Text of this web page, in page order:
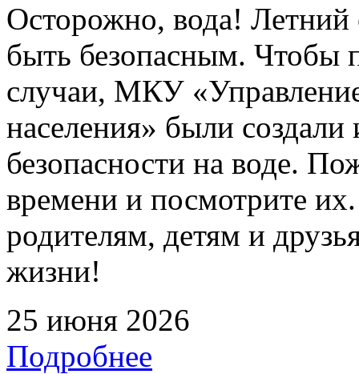
Осторожно, вода! Летний
быть безопасным. Чтобы
случаи, МКУ
населения» были
безопасности на воде.
времени и посмотрите
родителям, детям и
жизни!
25 июня 2026
Подробнее